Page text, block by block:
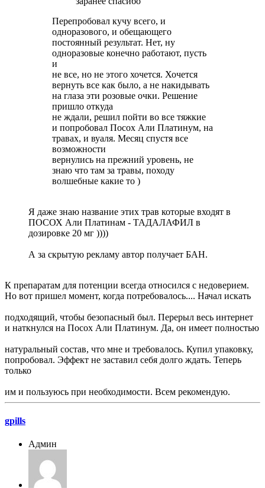
Перепробовал кучу всего, и
одноразового, и обещающего
постоянный результат. Нет, ну
одноразовые конечно работают, пусть
и
не все, но не этого хочется. Хочется
вернуть все как было, а не накидывать
на глаза эти розовые очки. Решение
пришло откуда
не ждали, решил пойти во все тяжкие
и попробовал Посох Али Платинум, на
травах, и вуаля. Месяц спустя все
возможности
вернулись на прежний уровень, не
знаю что там за травы, походу
волшебные какие то )
Я даже знаю название этих трав которые входят в
ПОСОХ Али Платинам - ТАДАЛАФИЛ в
дозировке 20 мг ))))
А за скрытую рекламу автор получает БАН.
К препаратам для потенции всегда относился с недоверием.
Но вот пришел момент, когда потребовалось.... Начал искать
подходящий, чтобы безопасный был. Перерыл весь интернет
и наткнулся на Посох Али Платинум. Да, он имеет полностью
натуральный состав, что мне и требовалось. Купил упаковку,
попробовал. Эффект не заставил себя долго ждать. Теперь
только
им и пользуюсь при необходимости. Всем рекомендую.
gpills
Админ